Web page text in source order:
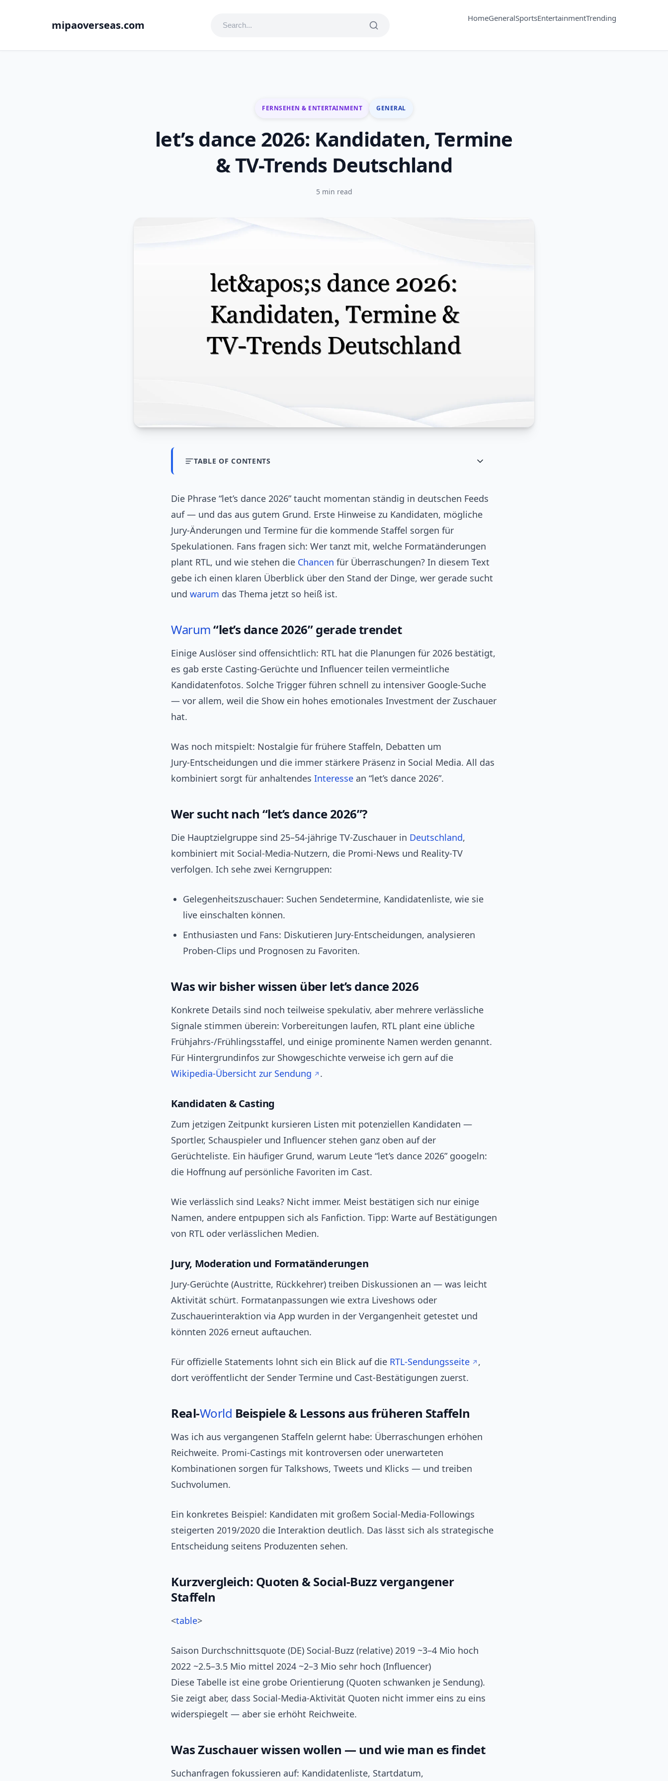
mipaoverseas.com
HomeGeneralSportsEntertainmentTrending
FERNSEHEN & ENTERTAINMENT GENERAL
let’s dance 2026: Kandidaten, Termine
& TV-Trends Deutschland
5 min read
TABLE OF CONTENTS
Die Phrase “let’s dance 2026” taucht momentan ständig in deutschen Feeds
auf — und das aus gutem Grund. Erste Hinweise zu Kandidaten, mögliche
Jury‑Änderungen und Termine für die kommende Staffel sorgen für
Spekulationen. Fans fragen sich: Wer tanzt mit, welche Formatänderungen
plant RTL, und wie stehen die Chancen für Überraschungen? In diesem Text
gebe ich einen klaren Überblick über den Stand der Dinge, wer gerade sucht
und warum das Thema jetzt so heiß ist.
Warum“let’s dance 2026” gerade trendet
Einige Auslöser sind offensichtlich: RTL hat die Planungen für 2026 bestätigt,
es gab erste Casting‑Gerüchte und Influencer teilen vermeintliche
Kandidatenfotos. Solche Trigger führen schnell zu intensiver Google‑Suche
— vor allem, weil die Show ein hohes emotionales Investment der Zuschauer
hat.
Was noch mitspielt: Nostalgie für frühere Staffeln, Debatten um
Jury‑Entscheidungen und die immer stärkere Präsenz in Social Media. All das
kombiniert sorgt für anhaltendes Interesse an “let’s dance 2026”.
Wer sucht nach “let’s dance 2026”?
Die Hauptzielgruppe sind 25–54‑jährige TV‑Zuschauer in Deutschland,
kombiniert mit Social‑Media‑Nutzern, die Promi‑News und Reality‑TV
verfolgen. Ich sehe zwei Kerngruppen:
Gelegenheitszuschauer: Suchen Sendetermine, Kandidatenliste, wie sie
live einschalten können.
Enthusiasten und Fans: Diskutieren Jury‑Entscheidungen, analysieren
Proben‑Clips und Prognosen zu Favoriten.
Was wir bisher wissen über let’s dance 2026
Konkrete Details sind noch teilweise spekulativ, aber mehrere verlässliche
Signale stimmen überein: Vorbereitungen laufen, RTL plant eine übliche
Frühjahrs‑/Frühlingsstaffel, und einige prominente Namen werden genannt.
Für Hintergrundinfos zur Showgeschichte verweise ich gern auf die
Wikipedia‑Übersicht zur Sendung
.
Kandidaten & Casting
Zum jetzigen Zeitpunkt kursieren Listen mit potenziellen Kandidaten —
Sportler, Schauspieler und Influencer stehen ganz oben auf der
Gerüchteliste. Ein häufiger Grund, warum Leute “let’s dance 2026” googeln:
die Hoffnung auf persönliche Favoriten im Cast.
Wie verlässlich sind Leaks? Nicht immer. Meist bestätigen sich nur einige
Namen, andere entpuppen sich als Fanfiction. Tipp: Warte auf Bestätigungen
von RTL oder verlässlichen Medien.
Jury, Moderation und Formatänderungen
Jury‑Gerüchte (Austritte, Rückkehrer) treiben Diskussionen an — was leicht
Aktivität schürt. Formatanpassungen wie extra Liveshows oder
Zuschauerinteraktion via App wurden in der Vergangenheit getestet und
könnten 2026 erneut auftauchen.
Für offizielle Statements lohnt sich ein Blick auf die RTL‑Sendungsseite
,
dort veröffentlicht der Sender Termine und Cast‑Bestätigungen zuerst.
Real‑World Beispiele & Lessons aus früheren Staffeln
Was ich aus vergangenen Staffeln gelernt habe: Überraschungen erhöhen
Reichweite. Promi‑Castings mit kontroversen oder unerwarteten
Kombinationen sorgen für Talkshows, Tweets und Klicks — und treiben
Suchvolumen.
Ein konkretes Beispiel: Kandidaten mit großem Social‑Media‑Followings
steigerten 2019/2020 die Interaktion deutlich. Das lässt sich als strategische
Entscheidung seitens Produzenten sehen.
Kurzvergleich: Quoten & Social‑Buzz vergangener
Staffeln
<table>
Saison Durchschnittsquote (DE) Social‑Buzz (relative) 2019 ~3–4 Mio hoch
2022 ~2.5–3.5 Mio mittel 2024 ~2–3 Mio sehr hoch (Influencer)
Diese Tabelle ist eine grobe Orientierung (Quoten schwanken je Sendung).
Sie zeigt aber, dass Social‑Media‑Aktivität Quoten nicht immer eins zu eins
widerspiegelt — aber sie erhöht Reichweite.
Was Zuschauer wissen wollen — und wie man es findet
Suchanfragen fokussieren auf: Kandidatenliste, Startdatum,